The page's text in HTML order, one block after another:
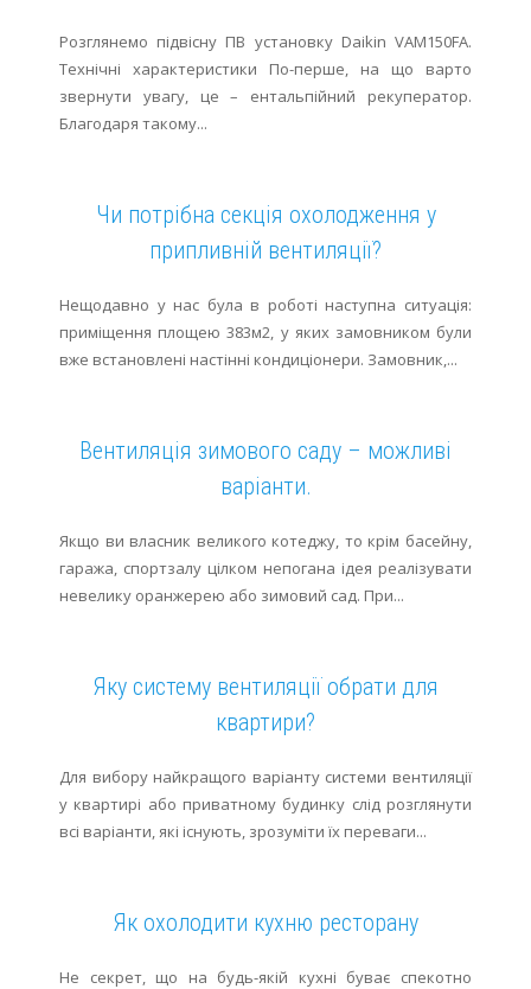
Розглянемо підвісну ПВ установку Daikin VAM150FA.
Технічні характеристики По-перше, на що варто
звернути увагу, це – ентальпійний рекуператор.
Благодаря такому...
Чи потрібна секція охолодження у
припливній вентиляції?
Нещодавно у нас була в роботі наступна ситуація:
приміщення площею 383м2, у яких замовником були
вже встановлені настінні кондиціонери. Замовник,...
Вентиляція зимового саду – можливі
варіанти.
Якщо ви власник великого котеджу, то крім басейну,
гаража, спортзалу цілком непогана ідея реалізувати
невелику оранжерею або зимовий сад. При...
Яку систему вентиляції обрати для
квартири?
Для вибору найкращого варіанту системи вентиляції
у квартирі або приватному будинку слід розглянути
всі варіанти, які існують, зрозуміти їх переваги...
Як охолодити кухню ресторану
Не секрет, що на будь-якій кухні буває спекотно